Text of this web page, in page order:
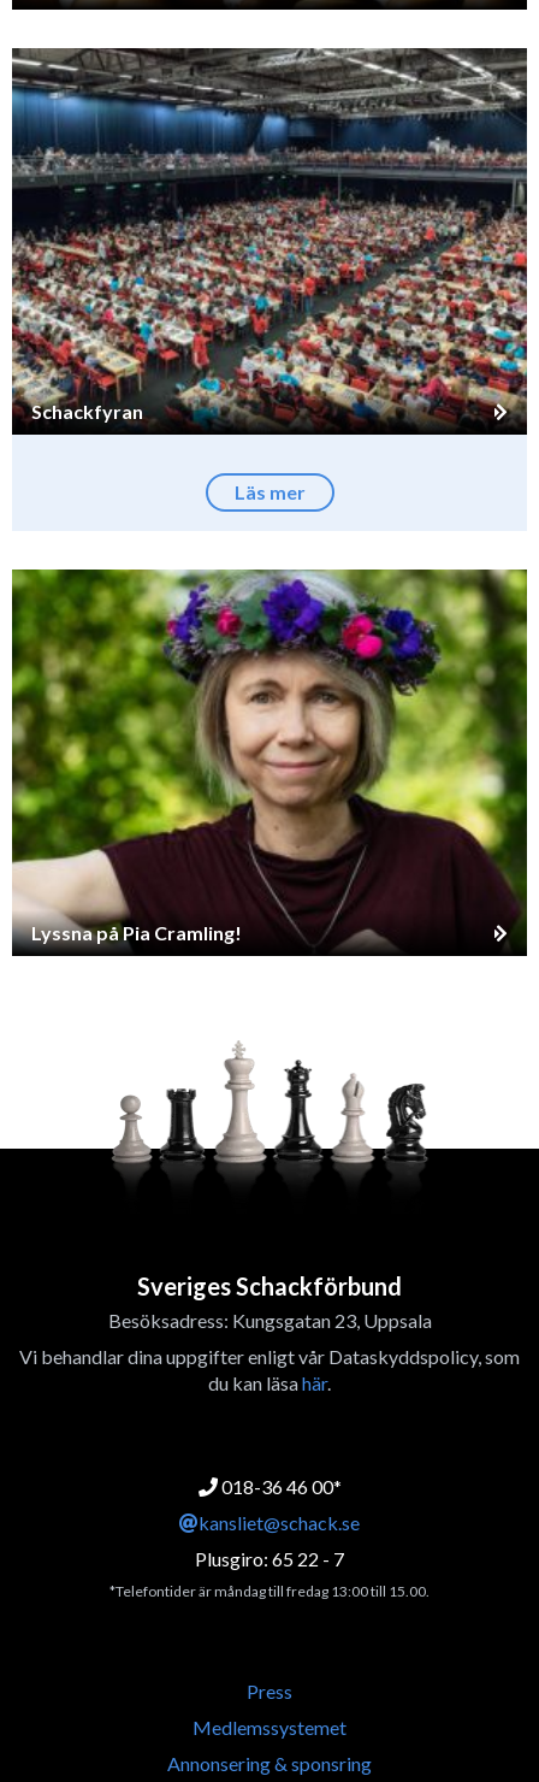
Schackfyran
Läs mer
Lyssna på Pia Cramling!
Sveriges Schackförbund
Besöksadress: Kungsgatan 23, Uppsala
Vi behandlar dina uppgifter enligt vår Dataskyddspolicy, som
du kan läsahär.
018-36 46 00*
kansliet@schack.se
Plusgiro: 65 22 - 7
*Telefontider är måndag till fredag 13:00 till 15.00.
Press
Medlemssystemet
Annonsering & sponsring